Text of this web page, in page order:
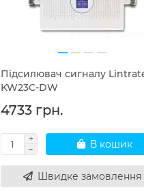
Підсилювач сигналу
KW23C-DW
4733 грн.
В кошик
Швидке замовлення